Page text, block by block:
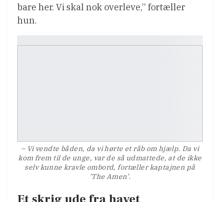
bare her. Vi skal nok overleve,” fortæller
hun.
– Vi vendte båden, da vi hørte et råb om hjælp. Da vi
kom frem til de unge, var de så udmattede, at de ikke
selv kunne kravle ombord, fortæller kaptajnen på
’The Amen’.